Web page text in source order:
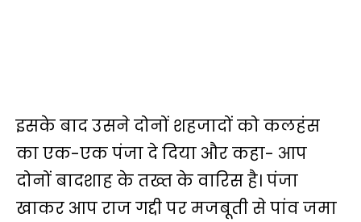
इसके बाद उसने दोनों शहजादों को कलहंस
का एक-एक पंजा दे दिया और कहा- आप
दोनों बादशाह के तख्त के वारिस है। पंजा
खाकर आप राज गद्दी पर मजबूती से पांव जमा